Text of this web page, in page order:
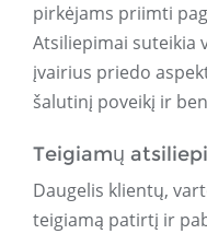
pirkėjams priimti
Atsiliepimai suteikia
įvairius priedo
šalutinį poveikį ir
Teigiamų
Daugelis klientų,
teigiamą patirtį ir